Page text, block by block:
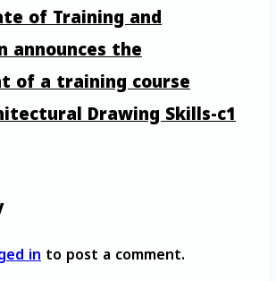
of Training and
announces the
of a training course
Drawing Skills-c1
into post a comment.